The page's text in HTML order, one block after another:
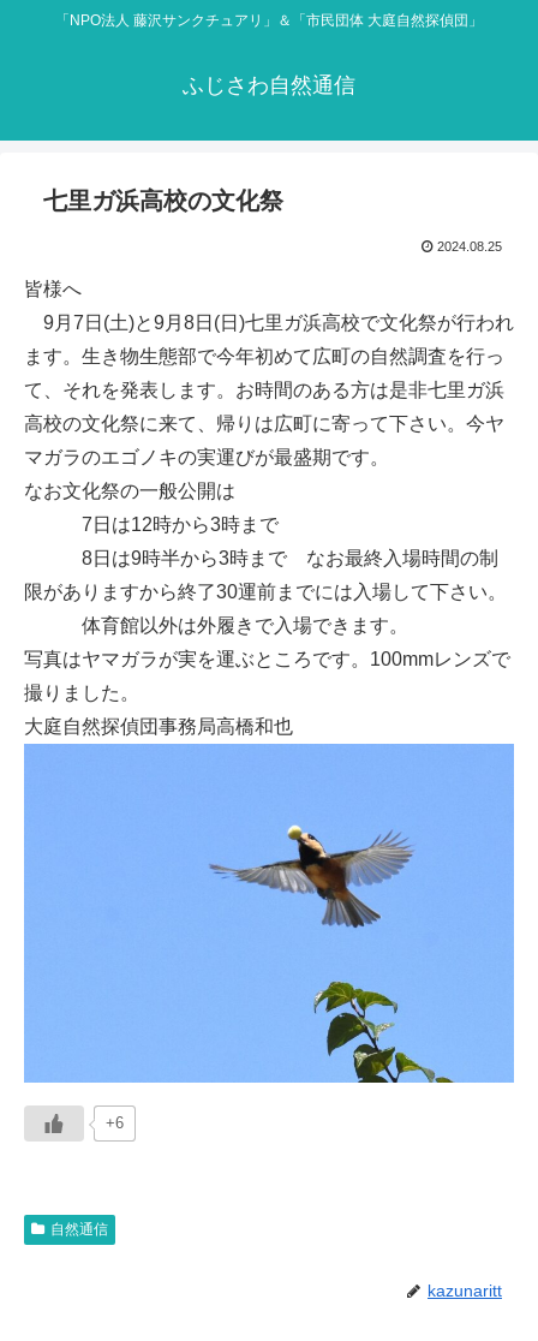
「NPO法人 藤沢サンクチュアリ」＆「市民団体 大庭自然探偵団」
ふじさわ自然通信
七里ガ浜高校の文化祭
2024.08.25
皆様へ
9月7日(土)と9月8日(日)七里ガ浜高校で文化祭が行われ
ます。生き物生態部で今年初めて広町の自然調査を行っ
て、それを発表します。お時間のある方は是非七里ガ浜
高校の文化祭に来て、帰りは広町に寄って下さい。今ヤ
マガラのエゴノキの実運びが最盛期です。
なお文化祭の一般公開は
7日は12時から3時まで
8日は9時半から3時まで なお最終入場時間の制
限がありますから終了30運前までには入場して下さい。
体育館以外は外履きで入場できます。
写真はヤマガラが実を運ぶところです。100mmレンズで
撮りました。
大庭自然探偵団事務局高橋和也
+6
自然通信
kazunaritt